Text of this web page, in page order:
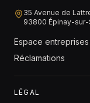
35 Avenue de
93800 Épinay-sur-
Espace entreprises
Réclamations
LÉGAL